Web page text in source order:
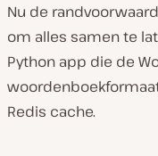
Nu de
om alles samen te
Python app die de
Redis cache.